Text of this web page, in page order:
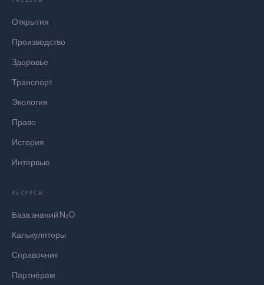
Открытия
Производство
Здоровье
Транспорт
Экология
Право
История
Интервью
РЕСУРСЫ
База знаний N₂O
Калькуляторы
Справочник
Партнёрам